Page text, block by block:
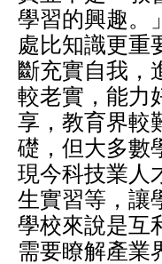
學習的興趣。
處比知識更重
斷充實自我，
較老實，能力
享，教育界較
礎，但大多數
現今科技業人
生實習等，讓
學校來說是互
需要瞭解產業